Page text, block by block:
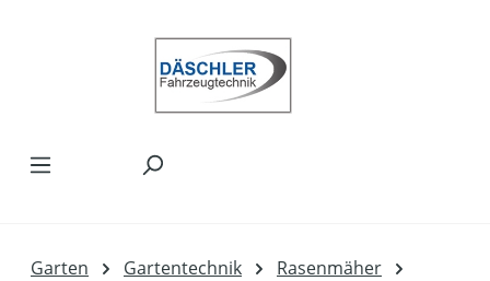
Garten Gartentechnik
Rasenmäher